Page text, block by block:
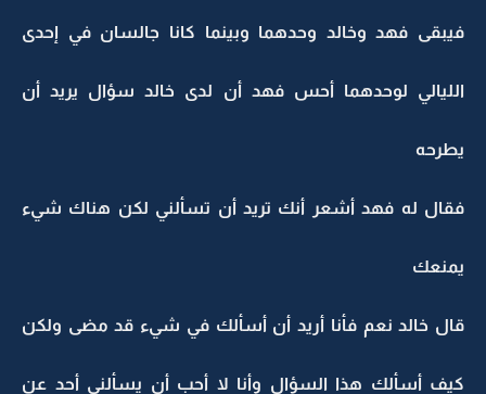
فيبقى فهد وخالد وحدهما وبينما كانا جالسان في إحدى
الليالي لوحدهما أحس فهد أن لدى خالد سؤال يريد أن
يطرحه
فقال له فهد أشعر أنك تريد أن تسألني لكن هناك شيء
يمنعك
قال خالد نعم فأنا أريد أن أسألك في شيء قد مضى ولكن
كيف أسألك هذا السؤال وأنا لا أحب أن يسألني أحد عن